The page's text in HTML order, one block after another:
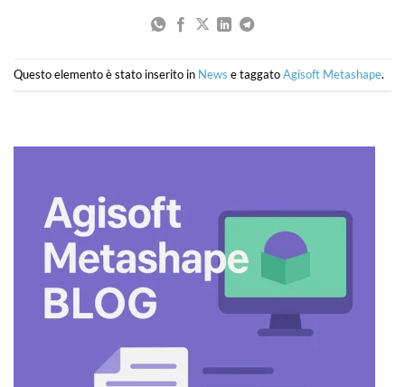
Questo elemento è stato inserito in News e taggatoAgisoft Metashape.